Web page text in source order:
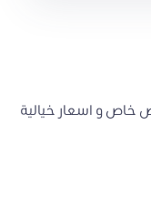
خاص و اسعار خيالية